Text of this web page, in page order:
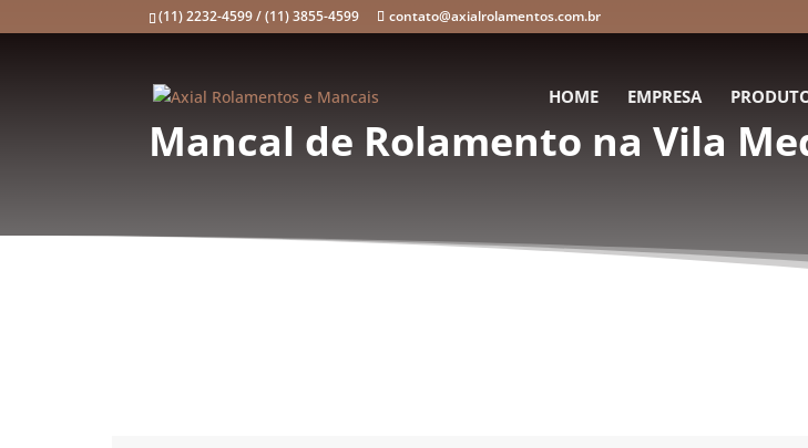
(11) 2232-4599 / (11) 3855-4599 contato@axialrolamentos.com.br
HOME EMPRESA
Mancal de Rolamento na Vila